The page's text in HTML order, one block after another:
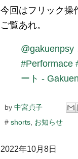
今回はフリック操
ご覧あれ。
@gakuenpsy
#Performace
ート -
by 中宮貞子
# shorts, お知らせ
2022年10月8日